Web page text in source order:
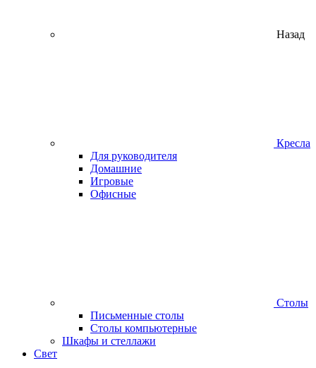
Назад
Кресла
Для руководителя
Домашние
Игровые
Офисные
Столы
Письменные столы
Столы компьютерные
Шкафы и стеллажи
Свет